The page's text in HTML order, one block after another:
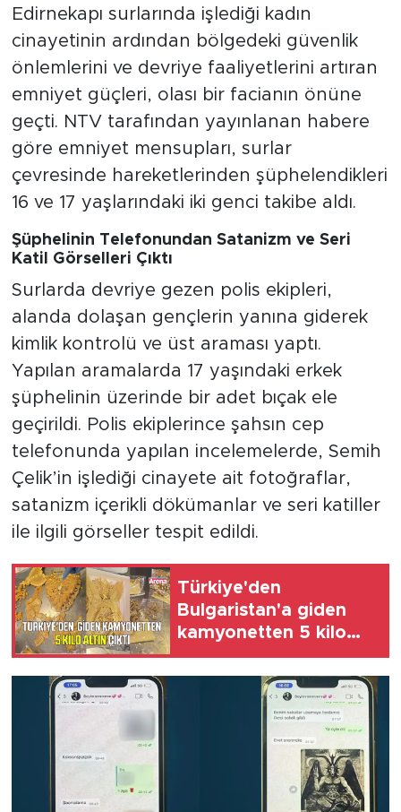
Edirnekapı surlarında işlediği kadın
cinayetinin ardından bölgedeki güvenlik
önlemlerini ve devriye faaliyetlerini artıran
emniyet güçleri, olası bir facianın önüne
geçti. NTV tarafından yayınlanan habere
göre emniyet mensupları, surlar
çevresinde hareketlerinden şüphelendikleri
16 ve 17 yaşlarındaki iki genci takibe aldı.
Şüphelinin Telefonundan Satanizm ve Seri
Katil Görselleri Çıktı
Surlarda devriye gezen polis ekipleri,
alanda dolaşan gençlerin yanına giderek
kimlik kontrolü ve üst araması yaptı.
Yapılan aramalarda 17 yaşındaki erkek
şüphelinin üzerinde bir adet bıçak ele
geçirildi. Polis ekiplerince şahsın cep
telefonunda yapılan incelemelerde, Semih
Çelik’in işlediği cinayete ait fotoğraflar,
satanizm içerikli dökümanlar ve seri katiller
ile ilgili görseller tespit edildi.
Türkiye'den
Bulgaristan'a giden
kamyonetten 5 kilo
altın çıktı